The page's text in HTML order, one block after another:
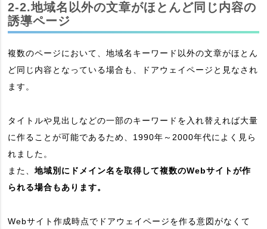
2-2.地域名以外の文章がほとんど同じ内容の
誘導ページ
複数のページにおいて、地域名キーワード以外の文章がほとん
ど同じ内容となっている場合も、ドアウェイページと見なされ
ます。
タイトルや見出しなどの一部のキーワードを入れ替えれば大量
に作ることが可能であるため、1990年～2000年代によく見ら
れました。
また、地域別にドメイン名を取得して複数のWebサイトが作
られる場合もあります。
Webサイト作成時点でドアウェイページを作る意図がなくて